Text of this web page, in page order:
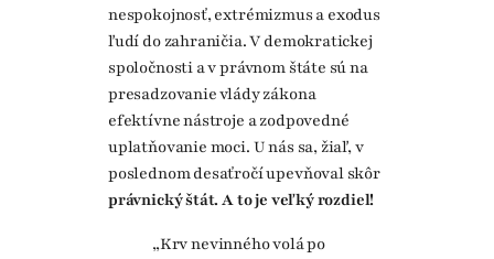
nespokojnosť, extrémizmus a exodus
ľudí do zahraničia. V demokratickej
spoločnosti a v právnom štáte sú na
presadzovanie vlády zákona
efektívne nástroje a zodpovedné
uplatňovanie moci. U nás sa, žiaľ, v
poslednom desaťročí upevňoval skôr
právnický štát. A to je veľký rozdiel!
„Krv nevinného volá po